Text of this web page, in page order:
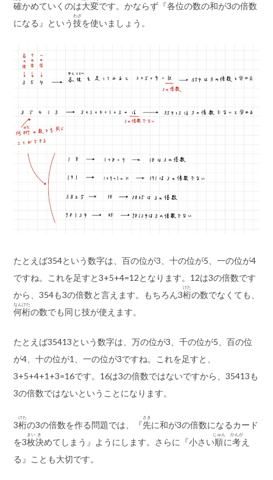
確かめていくのは大変です。かならず『各位の数の和が3の倍数
になる』という技
わざ
を使いましょう。
たとえば354という数字は、百の位が3、十の位が5、一の位が4
ですね。これを足すと3+5+4=12となります。12は3の倍数です
から、354も3の倍数と言えます。もちろん3桁
けた
の数でなくても、
何桁
なんけた
の数でも同じ技が使えます。
たとえば35413という数字は、万の位が3、千の位が5、百の位
が4、十の位が1、一の位が3ですね。これを足すと、
3+5+4+1+3=16です。16は3の倍数ではないですから、35413も
3の倍数ではないということになります。
3桁
けた
の3の倍数を作る問題では、『先
さき
に和が3の倍数になるカード
を3枚
まい
決
き
めてしまう』ようにします。さらに『小さい順
じゅん
に考
かんが
え
る』ことも大切です。